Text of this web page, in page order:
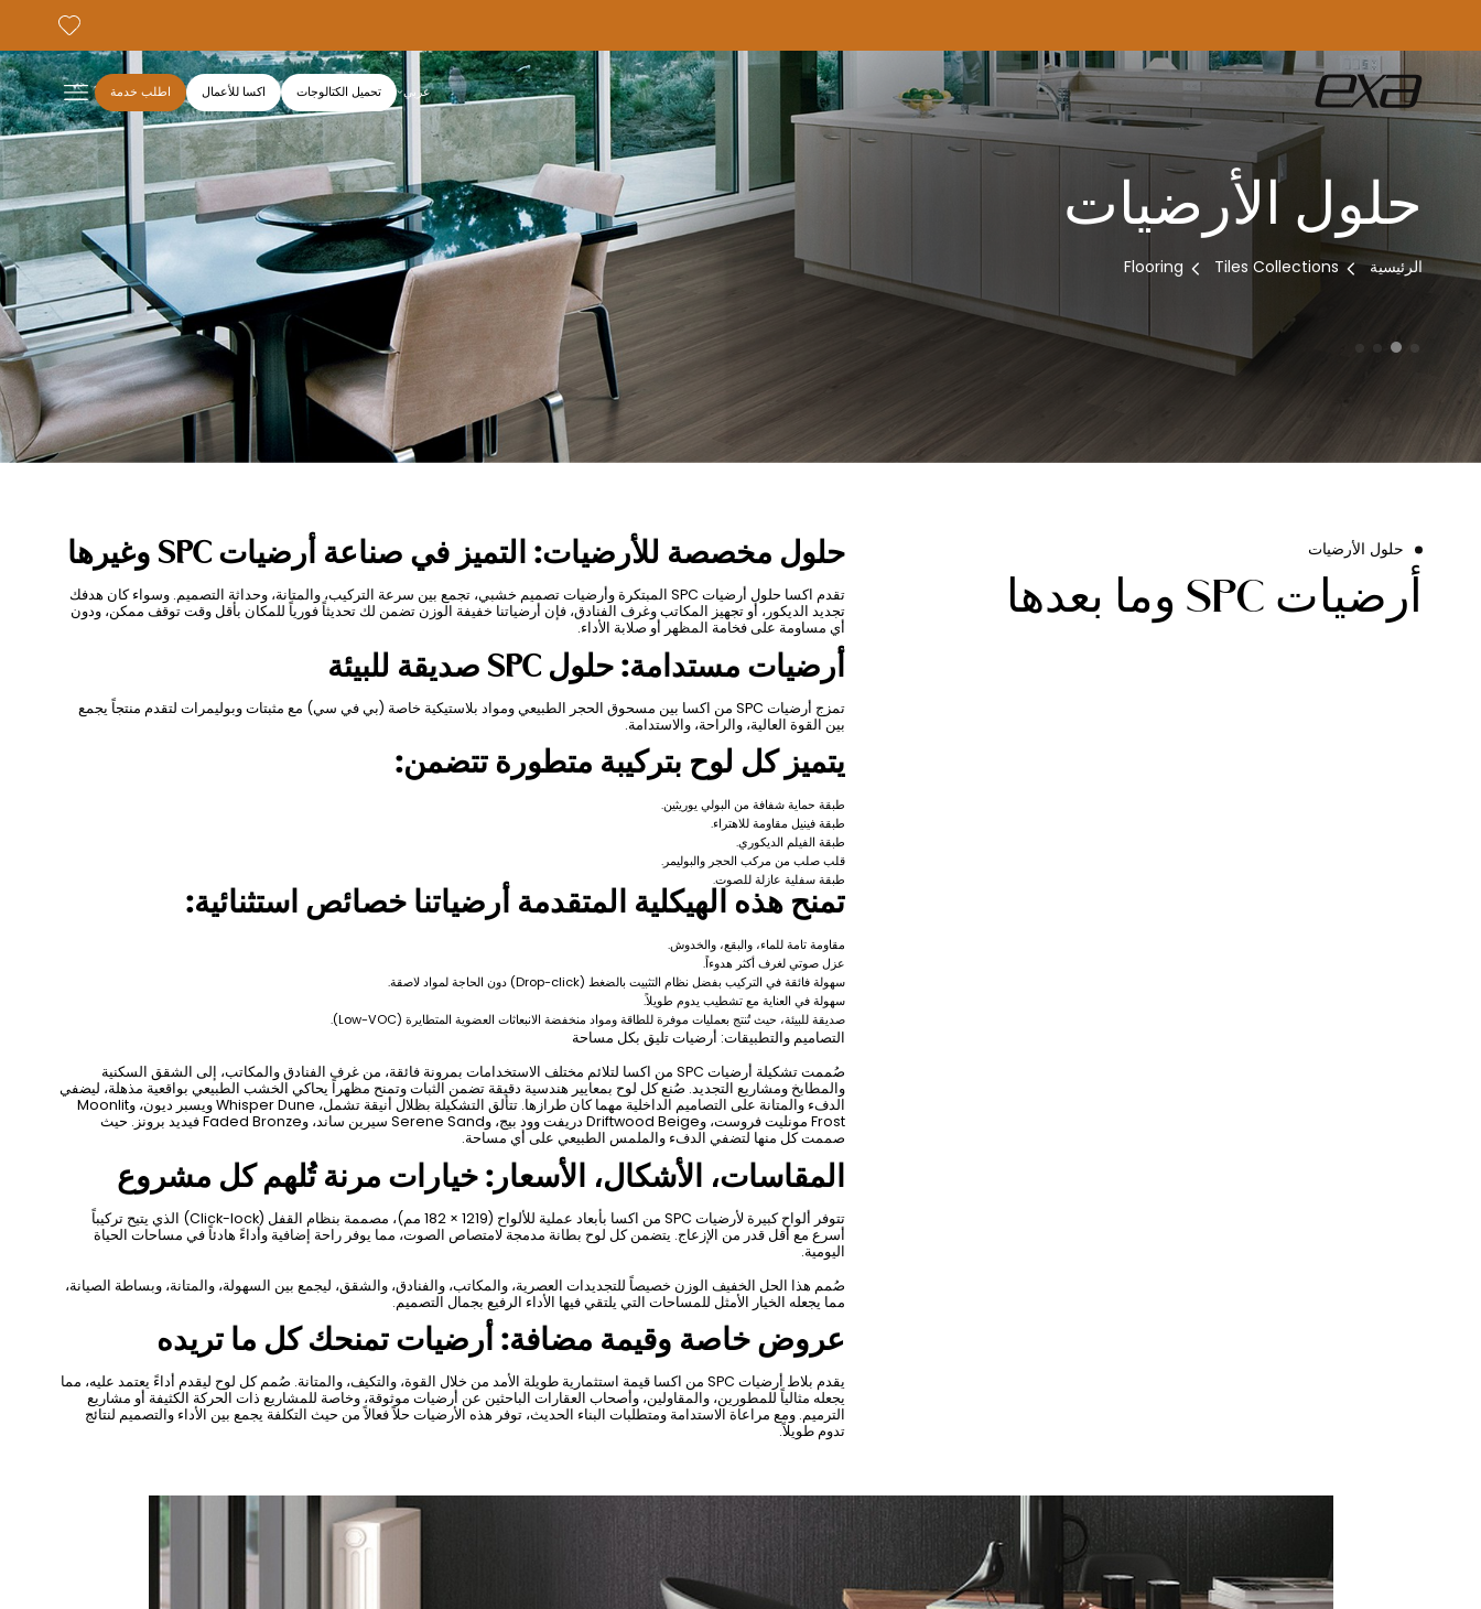
عربي تحميل الكتالوجات اكسا للأعمال اطلب خدمة
حلول الأرضيات
الرئيسية Tiles Collections
Flooring
حلول الأرضيات
أرضيات SPC وما بعدها
حلول مخصصة للأرضيات: التميز في صناعة أرضيات SPC وغيرها
تقدم اكسا حلول أرضيات SPC المبتكرة وأرضيات تصميم خشبي، تجمع بين سرعة التركيب، والمتانة، وحداثة التصميم. وسواء كان هدفك
تجديد الديكور، أو تجهيز المكاتب وغرف الفنادق، فإن أرضياتنا خفيفة الوزن تضمن لك تحديثاً فورياً للمكان بأقل وقت توقف ممكن، ودون
أي مساومة على فخامة المظهر أو صلابة الأداء.
أرضيات مستدامة: حلول SPC صديقة للبيئة
تمزج أرضيات SPC من اكسا بين مسحوق الحجر الطبيعي ومواد بلاستيكية خاصة (بي في سي) مع مثبتات وبوليمرات لتقدم منتجاً يجمع
بين القوة العالية، والراحة، والاستدامة.
يتميز كل لوح بتركيبة متطورة تتضمن:
طبقة حماية شفافة من البولي يوريثين.
طبقة فينيل مقاومة للاهتراء.
طبقة الفيلم الديكوري.
قلب صلب من مركب الحجر والبوليمر.
طبقة سفلية عازلة للصوت.
تمنح هذه الهيكلية المتقدمة أرضياتنا خصائص استثنائية:
مقاومة تامة للماء، والبقع، والخدوش.
عزل صوتي لغرف أكثر هدوءاً.
سهولة فائقة في التركيب بفضل نظام التثبيت بالضغط (Drop-click) دون الحاجة لمواد لاصقة.
سهولة في العناية مع تشطيب يدوم طويلاً.
صديقة للبيئة، حيث تُنتج بعمليات موفرة للطاقة ومواد منخفضة الانبعاثات العضوية المتطايرة (Low-VOC).
التصاميم والتطبيقات: أرضيات تليق بكل مساحة
صُممت تشكيلة أرضيات SPC من اكسا لتلائم مختلف الاستخدامات بمرونة فائقة، من غرف الفنادق والمكاتب، إلى الشقق السكنية
والمطابخ ومشاريع التجديد. صُنع كل لوح بمعايير هندسية دقيقة تضمن الثبات وتمنح مظهراً يحاكي الخشب الطبيعي بواقعية مذهلة، ليضفي
الدفء والمتانة على التصاميم الداخلية مهما كان طرازها. تتألق التشكيلة بظلال أنيقة تشمل، Whisper Dune ويسبر ديون، وMoonlit
Frost مونليت فروست، وDriftwood Beige دريفت وود بيج، وSerene Sand سيرين ساند، وFaded Bronze فيديد برونز. حيث
صممت كل منها لتضفي الدفء والملمس الطبيعي على أي مساحة.
المقاسات، الأشكال، الأسعار: خيارات مرنة تُلهم كل مشروع
تتوفر ألواح كبيرة لأرضيات SPC من اكسا بأبعاد عملية للألواح (1219 × 182 مم)، مصممة بنظام القفل (Click-lock) الذي يتيح تركيباً
أسرع مع أقل قدر من الإزعاج. يتضمن كل لوح بطانة مدمجة لامتصاص الصوت، مما يوفر راحة إضافية وأداءً هادئاً في مساحات الحياة
اليومية.
صُمم هذا الحل الخفيف الوزن خصيصاً للتجديدات العصرية، والمكاتب، والفنادق، والشقق، ليجمع بين السهولة، والمتانة، وبساطة الصيانة،
مما يجعله الخيار الأمثل للمساحات التي يلتقي فيها الأداء الرفيع بجمال التصميم.
عروض خاصة وقيمة مضافة: أرضيات تمنحك كل ما تريده
يقدم بلاط أرضيات SPC من اكسا قيمة استثمارية طويلة الأمد من خلال القوة، والتكيف، والمتانة. صُمم كل لوح ليقدم أداءً يعتمد عليه، مما
يجعله مثالياً للمطورين، والمقاولين، وأصحاب العقارات الباحثين عن أرضيات موثوقة، وخاصة للمشاريع ذات الحركة الكثيفة أو مشاريع
الترميم. ومع مراعاة الاستدامة ومتطلبات البناء الحديث، توفر هذه الأرضيات حلاً فعالاً من حيث التكلفة يجمع بين الأداء والتصميم لنتائج
تدوم طويلاً.